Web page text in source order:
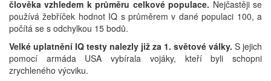
člověka vzhledem k průměru celkové populace. Nejčastěji se
používá žebříček hodnot IQ s průměrem v dané populaci 100, a
počítá se s odchylkou 15 bodů.
Velké uplatnění IQ testy nalezly již za 1. světové války. S jejich
pomocí armáda USA vybírala vojáky, kteří byli schopni
zrychleného výcviku.